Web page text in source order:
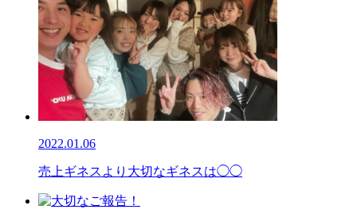
2022.01.06
売上ギネスより大切なギネスは◯◯